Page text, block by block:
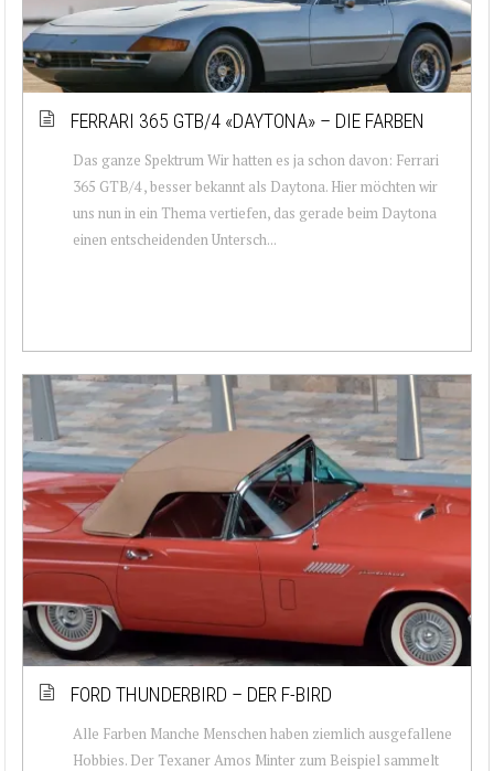
FERRARI 365 GTB/4 «DAYTONA» – DIE FARBEN
Das ganze Spektrum Wir hatten es ja schon davon: Ferrari
365 GTB/4 , besser bekannt als Daytona. Hier möchten wir
uns nun in ein Thema vertiefen, das gerade beim Daytona
einen entscheidenden Untersch...
FORD THUNDERBIRD – DER F-BIRD
Alle Farben Manche Menschen haben ziemlich ausgefallene
Hobbies. Der Texaner Amos Minter zum Beispiel sammelt